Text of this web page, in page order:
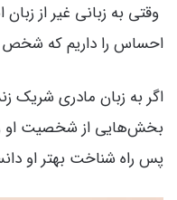
وقتی به زبانی غیر از
احساس را داریم که
اگر به زبان مادری شریک
بخش‌هایی از شخصیت او
پس راه شناخت بهتر او